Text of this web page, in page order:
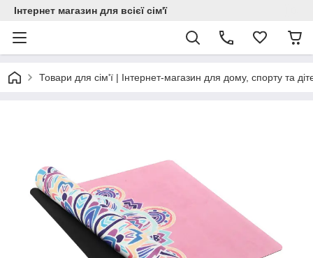
Інтернет магазин для всієї сім'ї
Товари для сім'ї | Інтернет-магазин для дому, спорту та